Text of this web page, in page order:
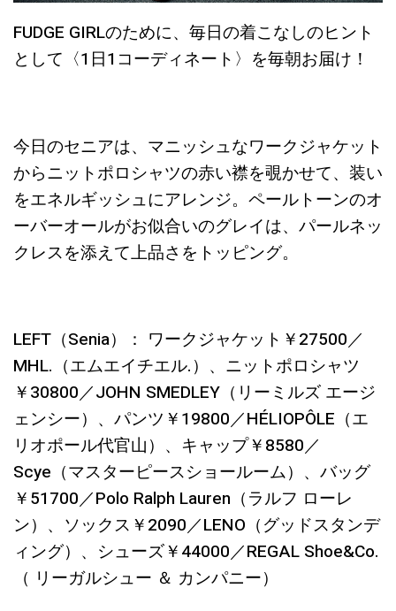
FUDGE GIRLのために、毎日の着こなしのヒント
として〈1日1コーディネート〉を毎朝お届け！
今日のセニアは、マニッシュなワークジャケット
からニットポロシャツの赤い襟を覗かせて、装い
をエネルギッシュにアレンジ。ペールトーンのオ
ーバーオールがお似合いのグレイは、パールネッ
クレスを添えて上品さをトッピング。
LEFT（Senia）： ワークジャケット￥27500／
MHL.（エムエイチエル.）、ニットポロシャツ
￥30800／JOHN SMEDLEY（リーミルズ エージ
ェンシー）、パンツ￥19800／HÉLIOPÔLE（エ
リオポール代官山）、キャップ￥8580／
Scye（マスターピースショールーム）、バッグ
￥51700／Polo Ralph Lauren（ラルフ ローレ
ン）、ソックス￥2090／LENO（グッドスタンデ
ィング）、シューズ￥44000／REGAL Shoe&Co.
（ リーガルシュー ＆ カンパニー）